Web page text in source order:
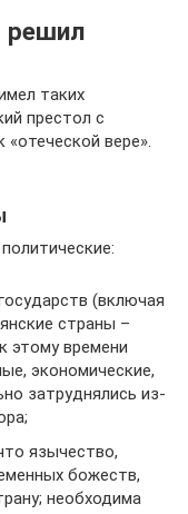
решил
таких
престол с
«отеческой вере».
(включая
страны –
этому времени
экономические,
затруднялись из-
язычество,
божеств,
необходима